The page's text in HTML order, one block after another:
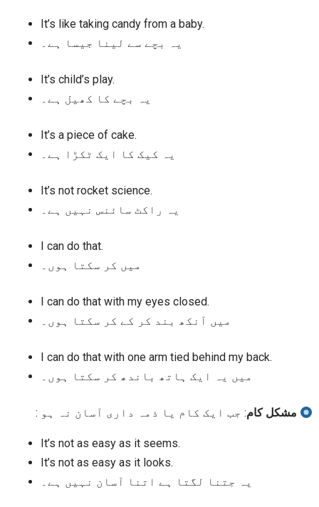
It’s like taking candy from a baby.
یہ بچے سے لینا جیسا ہے۔
It’s child’s play.
یہ بچے کا کھیل ہے۔
It’s a piece of cake.
یہ کیک کا ایک ٹکڑا ہے۔
It’s not rocket science.
یہ راکٹ سائنس نہیں ہے۔
I can do that.
میں کر سکتا ہوں۔
I can do that with my eyes closed.
میں آنکھ بند کر کے کر سکتا ہوں۔
I can do that with one arm tied behind my back.
میں یہ ایک ہاتھ باندھ کر سکتا ہوں۔
مشکل کام: جب ایک کام یا ذمہ داری آسان نہ ہو :
It’s not as easy as it seems.
It’s not as easy as it looks.
یہ جتنا لگتا ہے اتنا آسان نہیں ہے۔